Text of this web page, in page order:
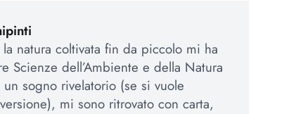
natura coltivata fin da piccolo mi ha
Scienze dell’Ambiente e della Natura
sogno rivelatorio (se si vuole
mi sono ritrovato con carta,